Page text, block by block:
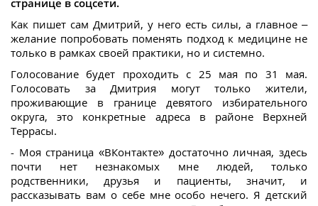
Как пишет сам Дмитрий, у него есть силы, а главное –
желание попробовать поменять подход к медицине не
только в рамках своей практики, но и системно.
Голосование будет проходить с 25 мая по 31 мая.
Голосовать за Дмитрия могут только жители,
проживающие в границе девятого избирательного
округа, это конкретные адреса в районе Верхней
Террасы.
- Моя страница «ВКонтакте» достаточно личная, здесь
почти нет незнакомых мне людей, только
родственники, друзья и пациенты, значит, и
рассказывать вам о себе мне особо нечего. Я детский